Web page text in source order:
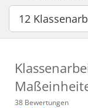
12
38 Bewertungen